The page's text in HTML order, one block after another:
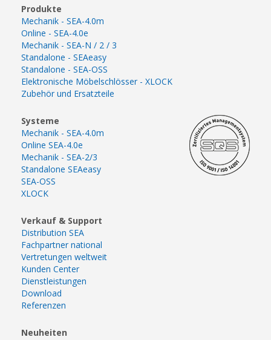
Produkte
Mechanik - SEA-4.0m
Online - SEA-4.0e
Mechanik - SEA-N / 2 / 3
Standalone - SEAeasy
Standalone - SEA-OSS
Elektronische Möbelschlösser - XLOCK
Zubehör und Ersatzteile
Systeme
Mechanik - SEA-4.0m
Online SEA-4.0e
Mechanik - SEA-2/3
Standalone SEAeasy
SEA-OSS
XLOCK
Verkauf & Support
Distribution SEA
Fachpartner national
Vertretungen weltweit
Kunden Center
Dienstleistungen
Download
Referenzen
Neuheiten